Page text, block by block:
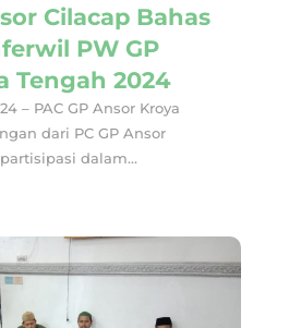
Cilacap Bahas
PW GP
Tengah 2024
– PAC GP Ansor Kroya
dari PC GP Ansor
dalam...